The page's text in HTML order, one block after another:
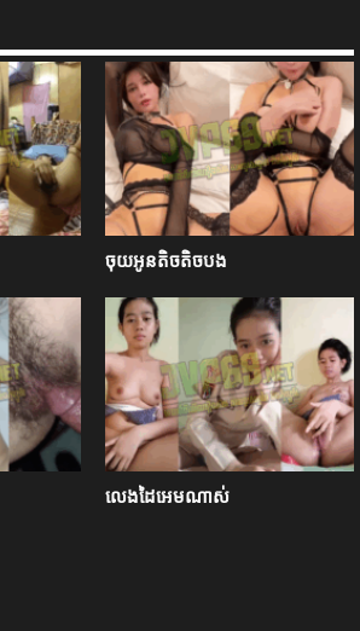
ចុយអូនតិចតិចបង
លេងដៃអេមណាស់